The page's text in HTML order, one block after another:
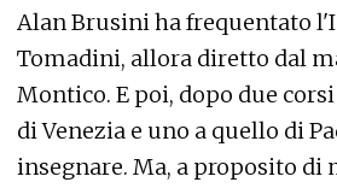
Alan Brusini ha frequentato
Tomadini, allora diretto dal
Montico. E poi, dopo due
di Venezia e uno a quello di
insegnare. Ma, a proposito di